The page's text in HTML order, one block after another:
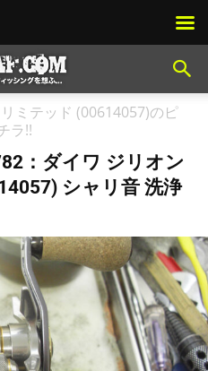
ミテッド (00614057)のピ
ラ!!
：ダイワ ジリオン
シャリ音 洗浄